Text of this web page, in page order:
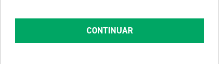
CONTINUAR